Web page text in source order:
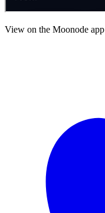
View on the Moonode app